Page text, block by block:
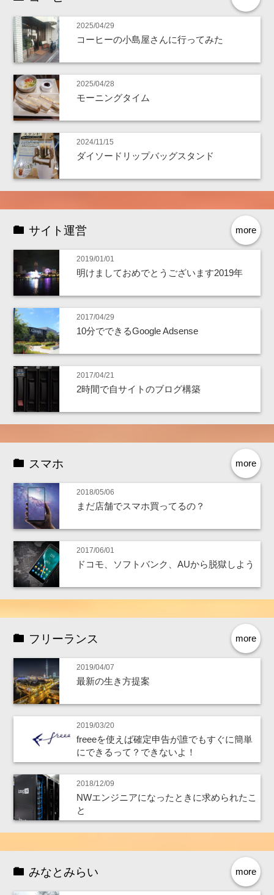
2025/04/29
コーヒーの小島屋さんに行ってみた
2025/04/28
モーニングタイム
2024/11/15
ダイソードリップバッグスタンド
more
サイト運営
2019/01/01
明けましておめでとうございます2019年
2017/04/29
10分でできるGoogle Adsense
2017/04/21
2時間で自サイトのブログ構築
more
スマホ
2018/05/06
まだ店舗でスマホ買ってるの？
2017/06/01
ドコモ、ソフトバンク、AUから脱獄しよう
more
フリーランス
2019/04/07
最新の生き方提案
2019/03/20
freeeを使えば確定申告が誰でもすぐに簡単
にできるって？できないよ！
2018/12/09
NWエンジニアになったときに求められたこ
と
more
みなとみらい